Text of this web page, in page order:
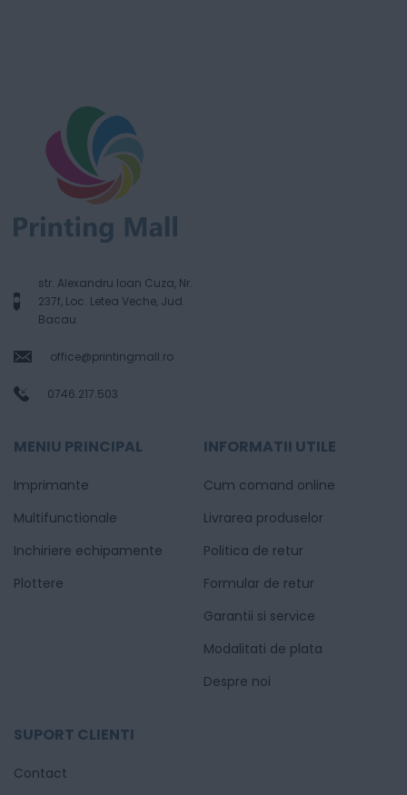
str. Alexandru Ioan Cuza, Nr.
237f, Loc. Letea Veche, Jud.
Bacau
office@printingmall.ro
0746.217.503
MENIU PRINCIPAL
Imprimante
Multifunctionale
Inchiriere echipamente
Plottere
INFORMATII UTILE
Cum comand online
Livrarea produselor
Politica de retur
Formular de retur
Garantii si service
Modalitati de plata
Despre noi
SUPORT CLIENTI
Contact